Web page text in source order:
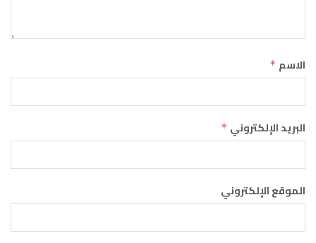
الاسم *
البريد الإلكتروني *
الموقع الإلكتروني